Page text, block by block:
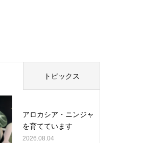
トピックス
アロカシア・ニンジャ
を育てています
2026.08.04